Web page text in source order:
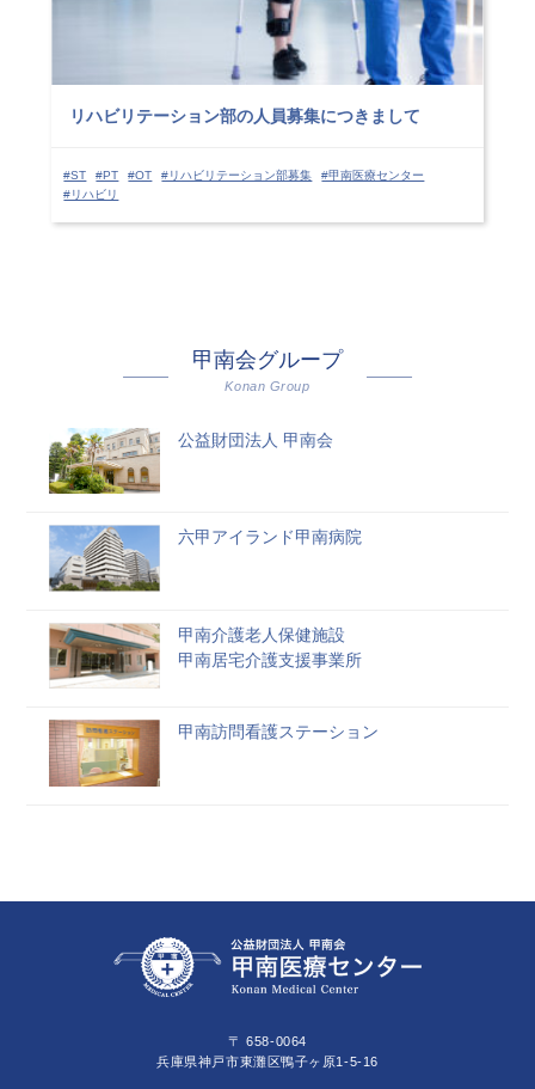
リハビリテーション部の人員募集につきまして
#ST #PT #OT #リハビリテーション部募集
#甲南医療センター
#リハビリ
甲南会グループ
Konan Group
公益財団法人 甲南会
六甲アイランド甲南病院
甲南介護老人保健施設
甲南居宅介護支援事業所
甲南訪問看護ステーション
〒 658-0064
兵庫県神戸市東灘区鴨子ヶ原1-5-16